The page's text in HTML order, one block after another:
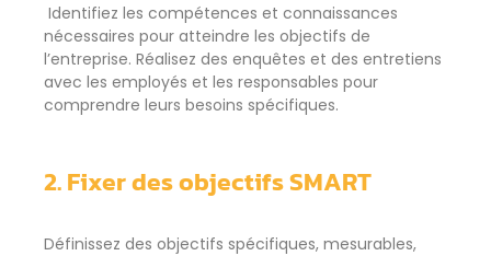
Identifiez les compétences et connaissances
nécessaires pour atteindre les objectifs de
l’entreprise. Réalisez des enquêtes et des entretiens
avec les employés et les responsables pour
comprendre leurs besoins spécifiques.
2. Fixer des objectifs SMART
Définissez des objectifs spécifiques, mesurables,